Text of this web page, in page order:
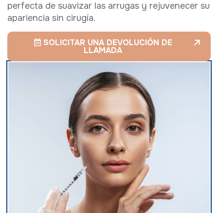
perfecta de suavizar las arrugas y rejuvenecer su
apariencia sin cirugía.
SOLICITAR UNA DEVOLUCIÓN DE
LLAMADA